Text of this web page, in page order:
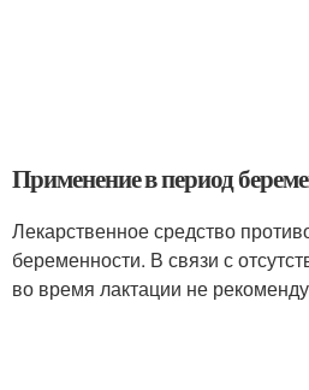
Применение в период
Лекарственное средство
беременности. В связи с
во время лактации не